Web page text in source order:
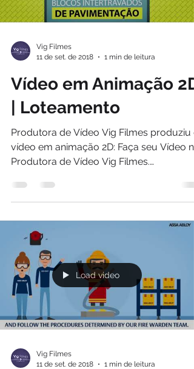
Vig Filmes
11 de set. de 2018
1 min de leitura
Vídeo em Animação 2D
| Loteamento
Produtora de Vídeo Vig Filmes produziu o
vídeo em animação 2D: Faça seu Vídeo na
Produtora de Vídeo Vig Filmes.
Load video
Vig Filmes
11 de set. de 2018
1 min de leitura